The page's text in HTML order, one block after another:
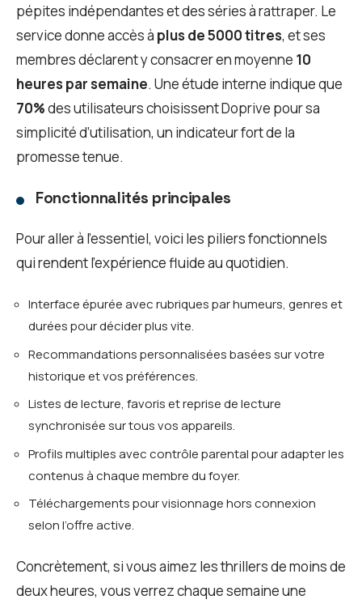
pépites indépendantes et des séries à rattraper. Le
service donne accès à plus de 5000 titres, et ses
membres déclarent y consacrer en moyenne 10
heures par semaine. Une étude interne indique que
70%des utilisateurs choisissent Doprive pour sa
simplicité d’utilisation, un indicateur fort de la
promesse tenue.
Fonctionnalités principales
Pour aller à l’essentiel, voici les piliers fonctionnels
qui rendent l’expérience fluide au quotidien.
Interface épurée avec rubriques par humeurs, genres et
durées pour décider plus vite.
Recommandations personnalisées basées sur votre
historique et vos préférences.
Listes de lecture, favoris et reprise de lecture
synchronisée sur tous vos appareils.
Profils multiples avec contrôle parental pour adapter les
contenus à chaque membre du foyer.
Téléchargements pour visionnage hors connexion
selon l’offre active.
Concrètement, si vous aimez les thrillers de moins de
deux heures, vous verrez chaque semaine une